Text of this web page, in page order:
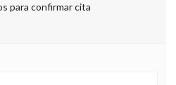
para confirmar cita